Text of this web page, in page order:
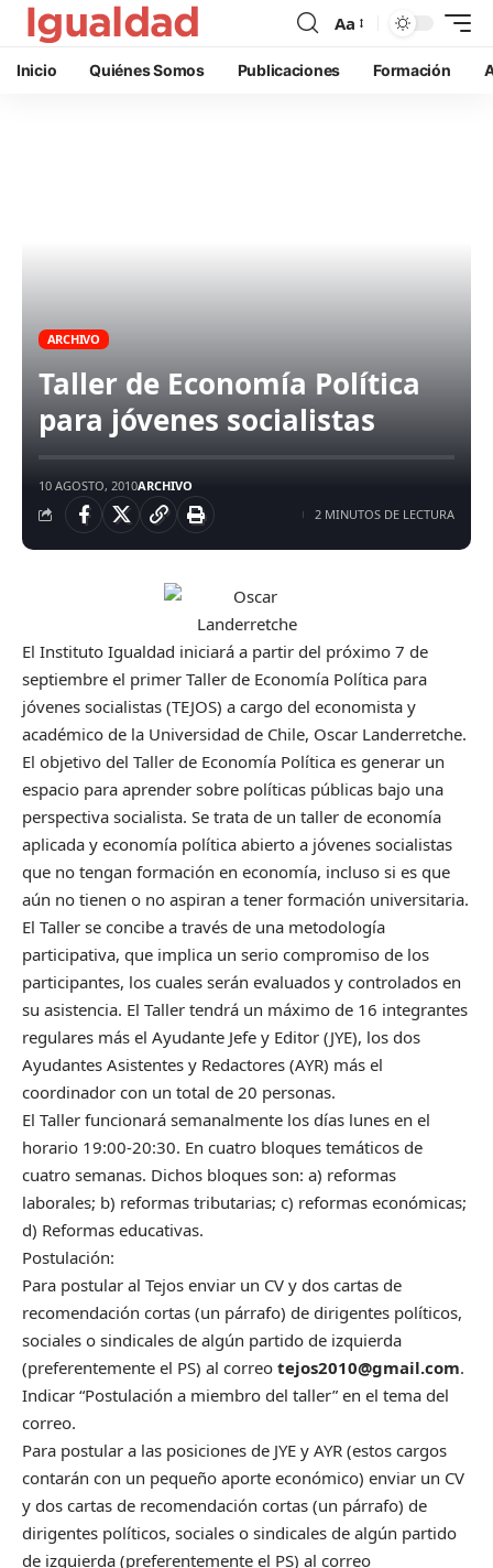
Aa
Inicio Quiénes Somos Publicaciones Formación
ARCHIVO
Taller de Economía Política
para jóvenes socialistas
10 AGOSTO, 2010ARCHIVO
2 MINUTOS DE LECTURA
El Instituto Igualdad iniciará a partir del próximo 7 de
septiembre el primer Taller de Economía Política para
jóvenes socialistas (TEJOS) a cargo del economista y
académico de la Universidad de Chile, Oscar Landerretche.
El objetivo del Taller de Economía Política es generar un
espacio para aprender sobre políticas públicas bajo una
perspectiva socialista. Se trata de un taller de economía
aplicada y economía política abierto a jóvenes socialistas
que no tengan formación en economía, incluso si es que
aún no tienen o no aspiran a tener formación universitaria.
El Taller se concibe a través de una metodología
participativa, que implica un serio compromiso de los
participantes, los cuales serán evaluados y controlados en
su asistencia. El Taller tendrá un máximo de 16 integrantes
regulares más el Ayudante Jefe y Editor (JYE), los dos
Ayudantes Asistentes y Redactores (AYR) más el
coordinador con un total de 20 personas.
El Taller funcionará semanalmente los días lunes en el
horario 19:00-20:30. En cuatro bloques temáticos de
cuatro semanas. Dichos bloques son: a) reformas
laborales; b) reformas tributarias; c) reformas económicas;
d) Reformas educativas.
Postulación:
Para postular al Tejos enviar un CV y dos cartas de
recomendación cortas (un párrafo) de dirigentes políticos,
sociales o sindicales de algún partido de izquierda
(preferentemente el PS) al correo tejos2010@gmail.com.
Indicar “Postulación a miembro del taller” en el tema del
correo.
Para postular a las posiciones de JYE y AYR (estos cargos
contarán con un pequeño aporte económico) enviar un CV
y dos cartas de recomendación cortas (un párrafo) de
dirigentes políticos, sociales o sindicales de algún partido
de izquierda (preferentemente el PS) al correo